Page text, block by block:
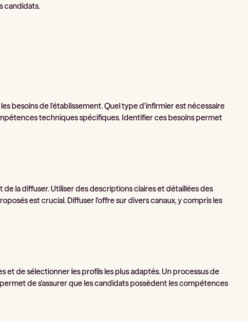
candidats.
besoins de l'établissement. Quel type d'infirmier est nécessaire
techniques spécifiques. Identifier ces besoins permet
la diffuser. Utiliser des descriptions claires et détaillées des
est crucial. Diffuser l'offre sur divers canaux, y compris les
de sélectionner les profils les plus adaptés. Un processus de
de s'assurer que les candidats possèdent les compétences